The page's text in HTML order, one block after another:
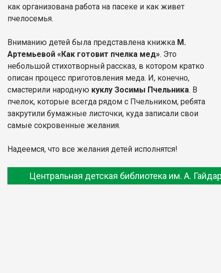
как организована работа на пасеке и как живет
пчелосемья.
Вниманию детей была представлена книжка М.
Артемьевой «Как готовит пчелка мед». Это
небольшой стихотворный рассказ, в котором кратко
описан процесс приготовления меда. И, конечно,
смастерили народную куклу Зосимы Пчельника. В
пчелок, которые всегда рядом с Пчельником, ребята
закрутили бумажные листочки, куда записали свои
самые сокровенные желания.
Надеемся, что все желания детей исполнятся!
Центральная детская библиотека им. А.